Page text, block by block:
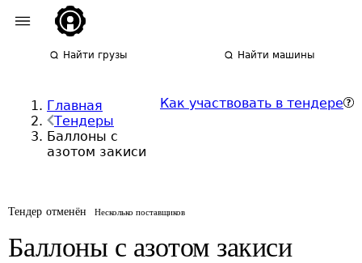
Найти грузы Найти машины
Главная
Тендеры
Баллоны с
азотом закиси
Как участвовать в тендере
Тендер отменён Несколько поставщиков
Баллоны с азотом закиси